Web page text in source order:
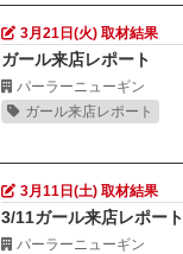
3月21日(火) 取材結果
ガール来店レポート
パーラーニューギン
ガール来店レポート
3月11日(土) 取材結果
3/11ガール来店レポート
パーラーニューギン